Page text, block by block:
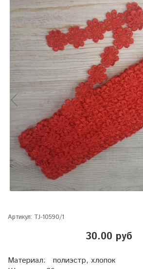
Артикул: TJ-10590/1
30.00 руб
Материал: полиэстр, хлопок